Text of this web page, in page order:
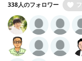
338人のフォロワー